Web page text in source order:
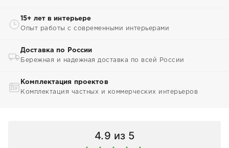
15+ лет в интерьере
Опыт работы с современными интерьерами
Доставка по России
Бережная и надежная доставка по всей России
Комплектация проектов
Комплектация частных и коммерческих интерьеров
4.9 из 5